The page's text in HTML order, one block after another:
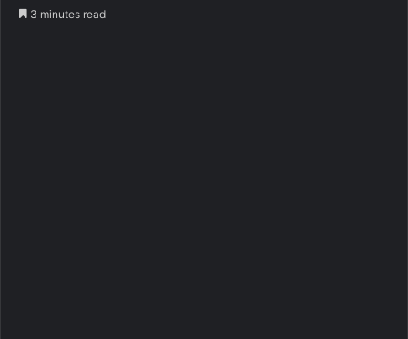
3 minutes read